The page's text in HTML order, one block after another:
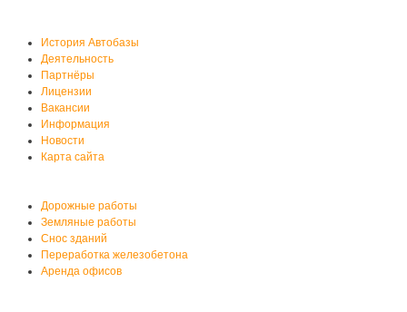
История Автобазы
Деятельность
Партнёры
Лицензии
Вакансии
Информация
Новости
Карта сайта
Дорожные работы
Земляные работы
Снос зданий
Переработка железобетона
Аренда офисов